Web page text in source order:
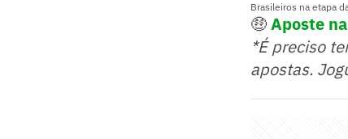
Brasileiros na etapa
🤑Aposte
*É preciso
apostas.